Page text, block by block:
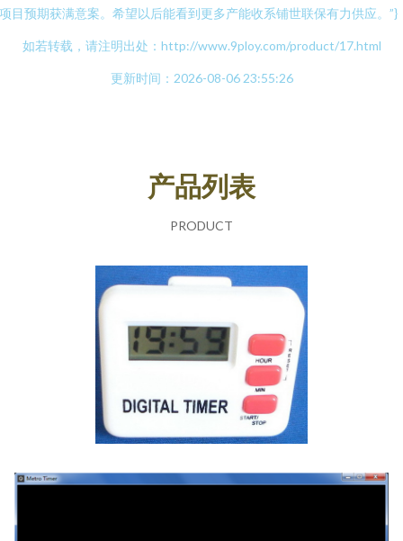
目预期获满意案。希望以后能看到更多产能收系铺世联保有力供应。”}
如若转载，请注明出处：http://www.9ploy.com/product/17.html
更新时间：2026-08-06 23:55:26
产品列表
PRODUCT